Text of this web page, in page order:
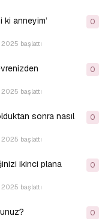
ki anneyim’
2025 başlattı
0
2025 başlattı
0
sonra nasıl
2025 başlattı
0
ikinci plana
2025 başlattı
0
0